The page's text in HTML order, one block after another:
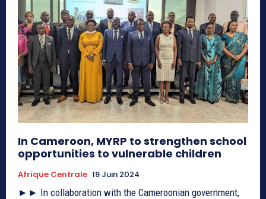
In Cameroon, MYRP to strengthen school
opportunities to vulnerable children
Afrique Centrale 19 Juin 2024
►► In collaboration with the Cameroonian government,